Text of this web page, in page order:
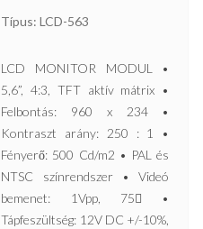
Típus: LCD-563
LCD MONITOR MODUL •
5,6”, 4:3, TFT aktív mátrix •
Felbontás: 960 x 234 •
Kontraszt arány: 250 : 1 •
Fényerő: 500 Cd/m2 • PAL és
NTSC színrendszer • Videó
bemenet: 1Vpp, 75 •
Tápfeszültség: 12V DC +/-10%,